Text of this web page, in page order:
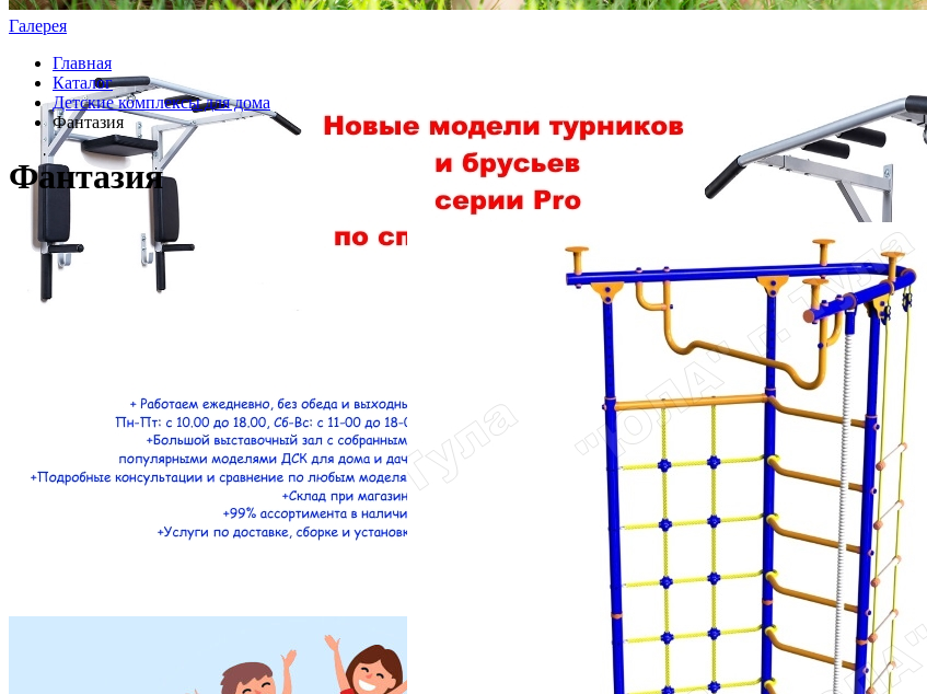
Галерея
Главная
Каталог
Детские комплексы для дома
Фантазия
Фантазия